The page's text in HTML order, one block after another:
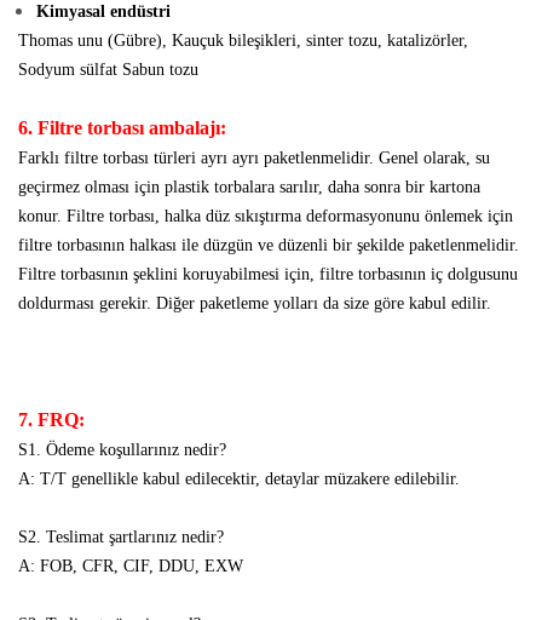
Kimyasal endüstri
Thomas unu (Gübre), Kauçuk bileşikleri, sinter tozu, katalizörler,
Sodyum sülfat Sabun tozu
6. Filtre torbası ambalajı:
Farklı filtre torbası türleri ayrı ayrı paketlenmelidir. Genel olarak, su
geçirmez olması için plastik torbalara sarılır, daha sonra bir kartona
konur. Filtre torbası, halka düz sıkıştırma deformasyonunu önlemek için
filtre torbasının halkası ile düzgün ve düzenli bir şekilde paketlenmelidir.
Filtre torbasının şeklini koruyabilmesi için, filtre torbasının iç dolgusunu
doldurması gerekir. Diğer paketleme yolları da size göre kabul edilir.
7. FRQ:
S1. Ödeme koşullarınız nedir?
A: T/T genellikle kabul edilecektir, detaylar müzakere edilebilir.
S2. Teslimat şartlarınız nedir?
A: FOB, CFR, CIF, DDU, EXW